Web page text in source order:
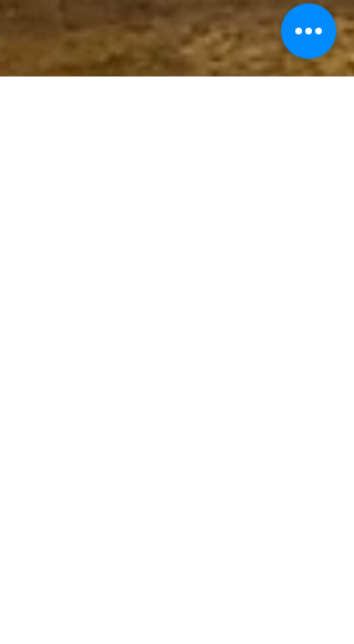
古道ウォークの暑さ対策は万全に ウォーク後の締
めの かき氷 は癒しですね。 本宮大社参道 本
大社 鳥居 大斎原